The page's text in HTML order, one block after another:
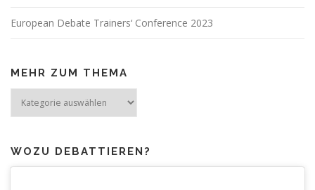
European Debate Trainers‘ Conference 2023
MEHR ZUM THEMA
zum
WOZU DEBATTIEREN?